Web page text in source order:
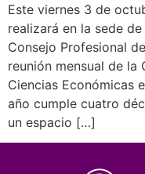
Este viernes 3 de
realizará en la sede
Consejo Profesional
reunión mensual de la
Ciencias Económicas
año cumple cuatro
un espacio […]